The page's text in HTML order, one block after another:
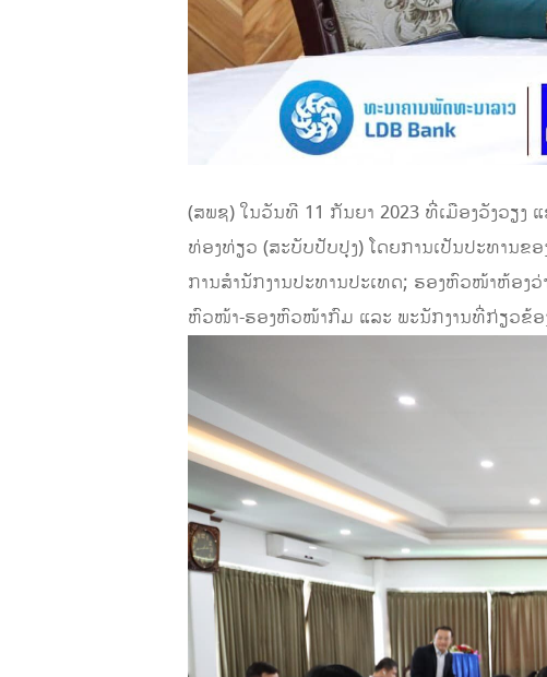
(ສພຊ) ໃນວັນທີ 11 ກັນຍາ 2023 ທີ່ເມືອງວັງວຽງ
ທ່ອງທ່ຽວ (ສະບັບປັບປຸງ) ໂດຍການເປັນປະທານຂ
ການສຳນັກງານປະທານປະເທດ; ຮອງຫົວໜ້າຫ້ອງ
ຫົວໜ້າ-ຮອງຫົວໜ້າກົມ ແລະ ພະນັກງານທີ່ກ່ຽວຂ້ອ